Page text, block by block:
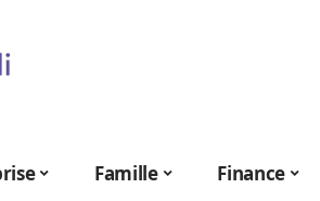
Famille Finance